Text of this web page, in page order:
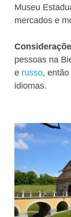
Museu
mercados e
pessoas na
e russo,
idiomas.